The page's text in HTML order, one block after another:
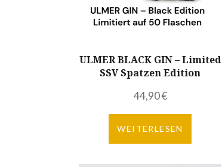
ULMER BLACK GIN – Limited
SSV Spatzen Edition
44,90€
WEITERLESEN